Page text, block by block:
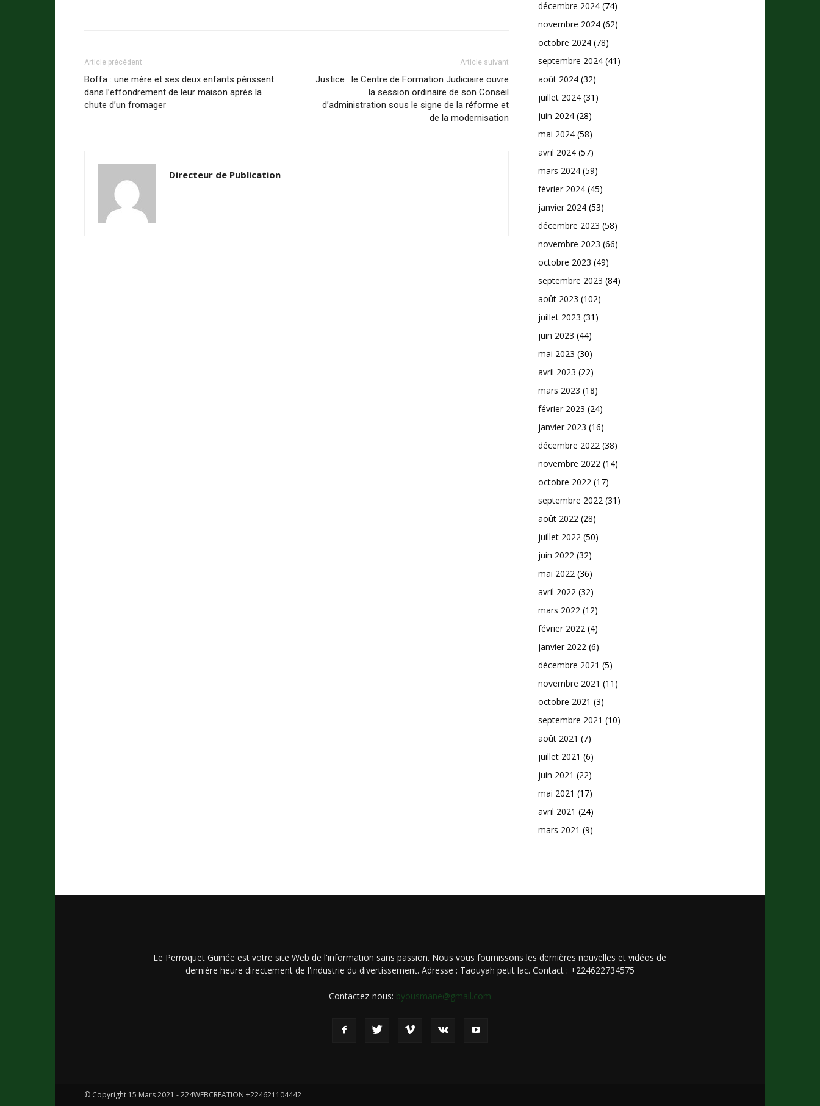
Article précédent
Boffa : une mère et ses deux enfants périssent
dans l’effondrement de leur maison après la
chute d’un fromager
Article suivant
Justice : le Centre de Formation Judiciaire ouvre
la session ordinaire de son Conseil
d’administration sous le signe de la réforme et
de la modernisation
Directeur de Publication
décembre 2024 (74)
novembre 2024 (62)
octobre 2024 (78)
septembre 2024 (41)
août 2024 (32)
juillet 2024 (31)
juin 2024 (28)
mai 2024 (58)
avril 2024 (57)
mars 2024 (59)
février 2024 (45)
janvier 2024 (53)
décembre 2023 (58)
novembre 2023 (66)
octobre 2023 (49)
septembre 2023 (84)
août 2023 (102)
juillet 2023 (31)
juin 2023 (44)
mai 2023 (30)
avril 2023 (22)
mars 2023 (18)
février 2023 (24)
janvier 2023 (16)
décembre 2022 (38)
novembre 2022 (14)
octobre 2022 (17)
septembre 2022 (31)
août 2022 (28)
juillet 2022 (50)
juin 2022 (32)
mai 2022 (36)
avril 2022 (32)
mars 2022 (12)
février 2022 (4)
janvier 2022 (6)
décembre 2021 (5)
novembre 2021 (11)
octobre 2021 (3)
septembre 2021 (10)
août 2021 (7)
juillet 2021 (6)
juin 2021 (22)
mai 2021 (17)
avril 2021 (24)
mars 2021 (9)
Le Perroquet Guinée est votre site Web de l'information sans passion. Nous vous fournissons les dernières nouvelles et vidéos de
dernière heure directement de l'industrie du divertissement. Adresse : Taouyah petit lac. Contact : +224622734575
Contactez-nous: byousmane@gmail.com
© Copyright 15 Mars 2021 - 224WEBCREATION +224621104442